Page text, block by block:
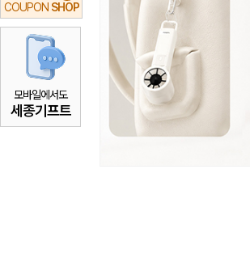
COUPON SHOP
모바일에서도
세종기프트